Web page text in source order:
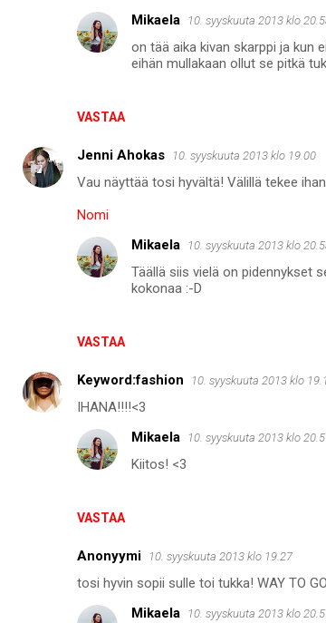
VASTAA
Mikaela 10. syyskuuta 2013 klo
on tää aika kivan skarppi ja kun
eihän mullakaan ollut se pitkä
Jenni Ahokas 10. syyskuuta 2013 klo 19.00
Vau näyttää tosi hyvältä! Välillä tekee
Nomi
VASTAA
Mikaela 10. syyskuuta 2013 klo
Täällä siis vielä on pidennykset
kokonaa :-D
Keyword:fashion 10. syyskuuta 2013 klo
IHANA!!!!<3
VASTAA
Mikaela 10. syyskuuta 2013 klo
Kiitos! <3
Anonyymi 10. syyskuuta 2013 klo 19.27
tosi hyvin sopii sulle toi tukka! WAY TO
Mikaela
10. syyskuuta 2013 klo